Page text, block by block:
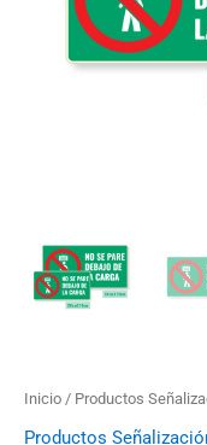
Inicio / Productos
Productos